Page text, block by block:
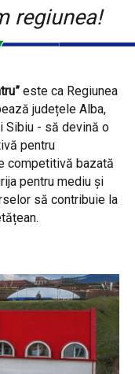
regiunea!
este ca Regiunea
județele Alba,
Sibiu - să devină o
pentru
competitivă bazată
pentru mediu și
să contribuie la